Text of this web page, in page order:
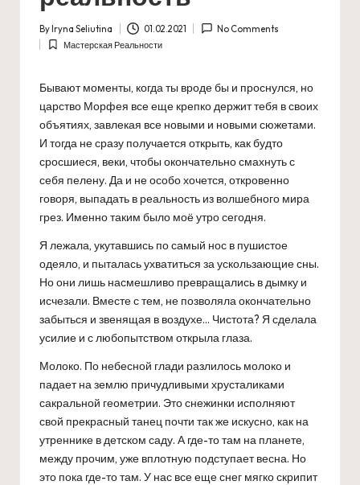
Posted
by
ByIryna Seliutina 01.02.2021 No Comments
Posted
Мастерская Реальности
Бывают моменты, когда ты вроде бы и проснулся, но
царство Морфея все еще крепко держит тебя в своих
объятиях, завлекая все новыми и новыми сюжетами.
И тогда не сразу получается открыть, как будто
сросшиеся, веки, чтобы окончательно смахнуть с
себя пелену. Да и не особо хочется, откровенно
говоря, выпадать в реальность из волшебного мира
грез. Именно таким было моё утро сегодня.
Я лежала, укутавшись по самый нос в пушистое
одеяло, и пыталась ухватиться за ускользающие сны.
Но они лишь насмешливо превращались в дымку и
исчезали. Вместе с тем, не позволяла окончательно
забыться и звенящая в воздухе… Чистота? Я сделала
усилие и с любопытством открыла глаза.
Молоко. По небесной глади разлилось молоко и
падает на землю причудливыми хрусталиками
сакральной геометрии. Это снежинки исполняют
свой прекрасный танец почти так же искусно, как на
утреннике в детском саду. А где-то там на планете,
между прочим, уже вплотную подступает весна. Но
это пока где-то там. У нас все еще снег мягко скрипит